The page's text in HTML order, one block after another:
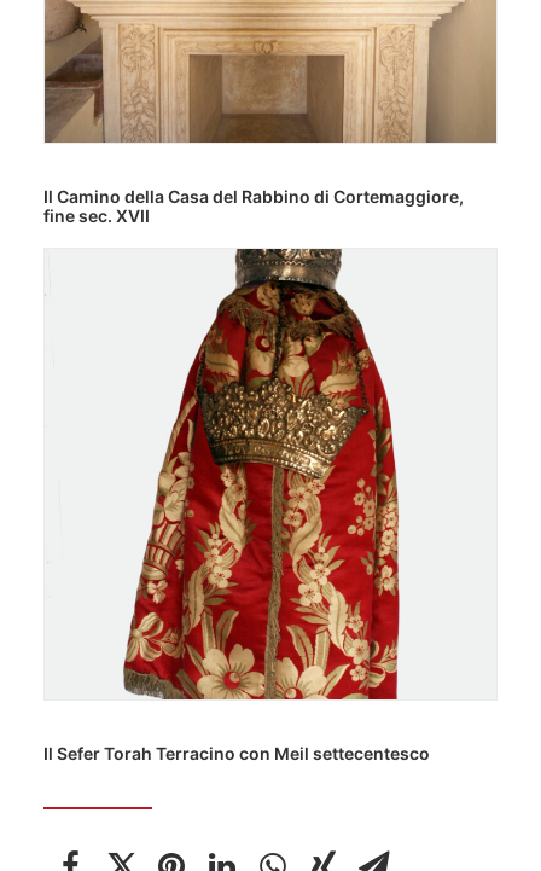
Il Camino della Casa del Rabbino di Cortemaggiore,
fine sec. XVII
Il Sefer Torah Terracino con Meil settecentesco